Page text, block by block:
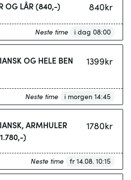
OG LÅR (840,-) 840kr
Neste time i dag 08:00
OG HELE BEN
1399kr
Neste time i morgen 14:45
ARMHULER
)
1780kr
Neste time fr 14.08. 10:15